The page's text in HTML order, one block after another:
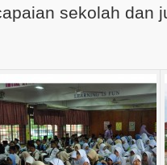
sekolah dan